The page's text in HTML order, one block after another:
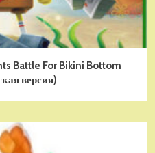
Battle For Bikini Bottom
версия)